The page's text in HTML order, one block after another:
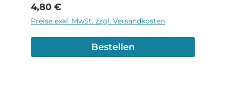
Regulärer Preis:
4,80 €
Preise exkl. MwSt. zzgl. Versandkosten
Bestellen